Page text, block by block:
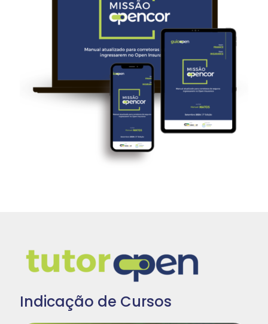
Indicação de Cursos